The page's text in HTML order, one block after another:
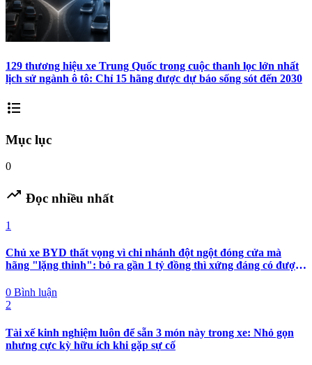
129 thương hiệu xe Trung Quốc trong cuộc thanh lọc lớn nhất
lịch sử ngành ô tô: Chỉ 15 hãng được dự báo sống sót đến 2030
format_list_bulleted
Mục lục
0
trending_up Đọc nhiều nhất
1
Chủ xe BYD thất vọng vì chi nhánh đột ngột đóng cửa mà
hãng "lặng thinh": bỏ ra gần 1 tỷ đồng thì xứng đáng có được
0 Bình luận
2
Tài xế kinh nghiệm luôn để sẵn 3 món này trong xe: Nhỏ gọn
nhưng cực kỳ hữu ích khi gặp sự cố